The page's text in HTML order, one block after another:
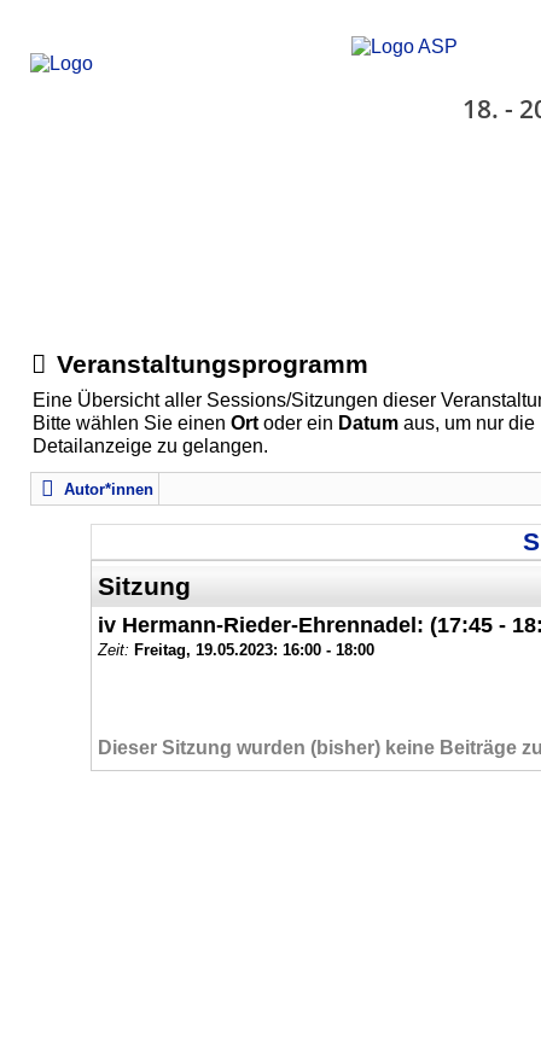
18. -
Veranstaltungsprogramm
Eine Übersicht aller Sessions/Sitzungen dieser
Bitte wählen Sie einen Ortoder ein Datumaus, um nur die
Detailanzeige zu gelangen.
Autor*innen
Sitzung
iv Hermann-Rieder-Ehrennadel: (17:45 -
Zeit: Freitag, 19.05.2023: 16:00 - 18:00
Dieser Sitzung wurden (bisher) keine Beiträge